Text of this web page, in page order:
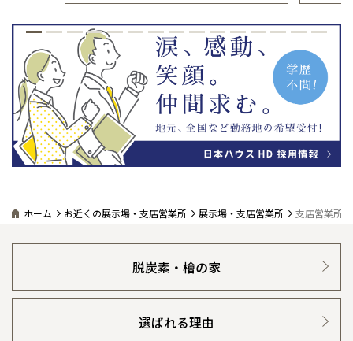
ホーム お近くの展示場・支店営業所 展示場・支店営業所 支店営業所
脱炭素・檜の家
選ばれる理由